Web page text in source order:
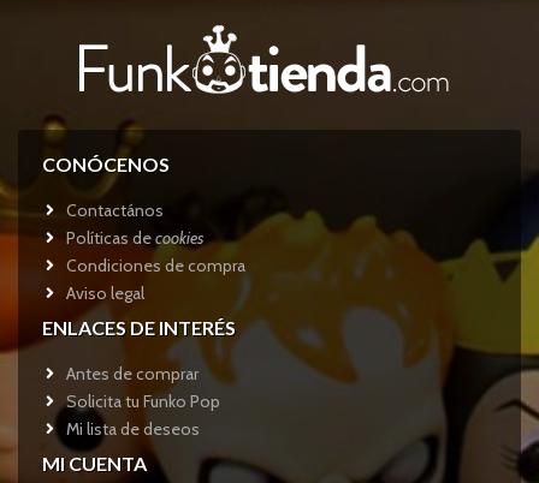
CONÓCENOS
Contactános
Políticas decookies
Condiciones de compra
Aviso legal
ENLACES DE INTERÉS
Antes de comprar
Solicita tu Funko Pop
Mi lista de deseos
MI CUENTA